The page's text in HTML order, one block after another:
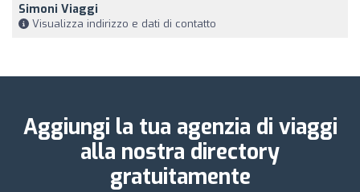
Simoni Viaggi
Visualizza indirizzo e dati di contatto
Aggiungi la tua agenzia di viaggi
alla nostra directory
gratuitamente